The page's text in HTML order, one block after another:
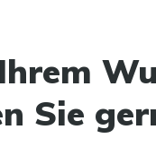
Sie